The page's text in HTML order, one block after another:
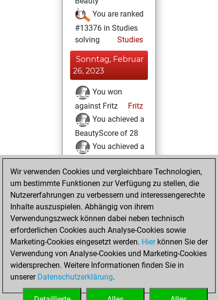
You are ranked
#13376 in Studies
solving
Studies
Sonntag, Februar
26, 2023
You won
against Fritz
Fritz
You achieved a
BeautyScore of 28
You achieved a
new Elo of 1623
Samstag, Juli 9,
2022
You created
your Studies account
Studies
Mittwoch,
Juni 22, 2022
You created
your Fritz account
Wir verwenden Cookies und vergleichbare Technologien,
um bestimmte Funktionen zur Verfügung zu stellen, die
Nutzererfahrungen zu verbessern und interessengerechte
Inhalte auszuspielen. Abhängig von ihrem
Verwendungszweck können dabei neben technisch
erforderlichen Cookies auch Analyse-Cookies sowie
Marketing-Cookies eingesetzt werden. Hierkönnen Sie der
Verwendung von Analyse-Cookies und Marketing-Cookies
widersprechen. Weitere Informationen finden Sie in
unserer Datenschutzerklärung.